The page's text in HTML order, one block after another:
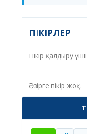
ПІКІРЛЕР
Пікір қалдыру
Әзірге пікір жоқ.